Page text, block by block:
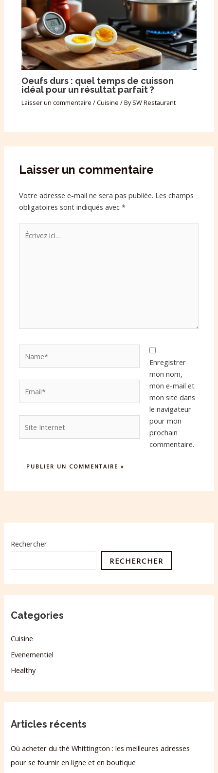
Oeufs durs : quel temps de cuisson
idéal pour un résultat parfait ?
Laisser un commentaire /Cuisine / BySW Restaurant
Laisser un commentaire
Votre adresse e-mail ne sera pas publiée. Les champs
obligatoires sont indiqués avec*
Écrivez
ici…
Internet
Enregistrer
mon nom,
mon e-mail et
mon site dans
le navigateur
pour mon
prochain
commentaire.
Rechercher
RECHERCHER
Categories
Cuisine
Evenementiel
Healthy
Articles récents
Où acheter du thé Whittington : les meilleures adresses
pour se fournir en ligne et en boutique